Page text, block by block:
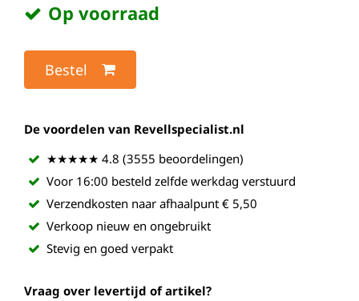
Op voorraad
Bestel
De voordelen van Revellspecialist.nl
★★★★★ 4.8 (3555 beoordelingen)
Voor 16:00 besteld zelfde werkdag verstuurd
Verzendkosten naar afhaalpunt € 5,50
Verkoop nieuw en ongebruikt
Stevig en goed verpakt
Vraag over levertijd of artikel?